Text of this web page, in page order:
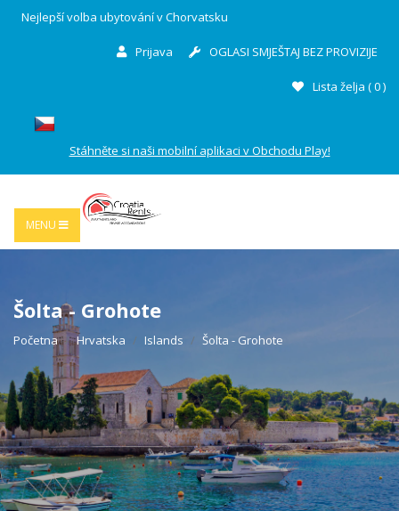
Nejlepší volba ubytování v Chorvatsku
Prijava OGLASI SMJEŠTAJ BEZ PROVIZIJE
Lista želja (0)
Stáhněte si naši mobilní aplikaci v Obchodu Play!
MENU
Šolta - Grohote
Početna Hrvatska Islands Šolta - Grohote